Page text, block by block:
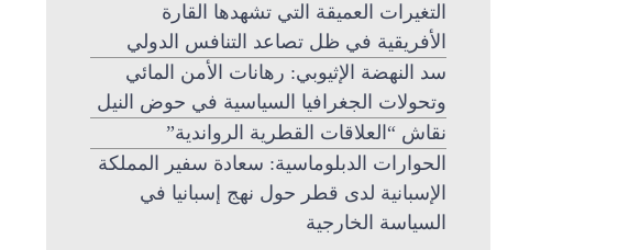
التغيرات العميقة التي تشهدها القارة
الأفريقية في ظل تصاعد التنافس الدولي
سد النهضة الإثيوبي: رهانات الأمن المائي
وتحولات الجغرافيا السياسية في حوض النيل
نقاش “العلاقات القطرية الرواندية”
الحوارات الدبلوماسية: سعادة سفير المملكة
الإسبانية لدى قطر حول نهج إسبانيا في
السياسة الخارجية